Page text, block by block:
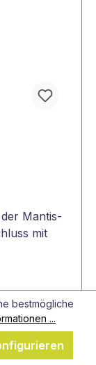
Mantis-
mit
bestmögliche
...